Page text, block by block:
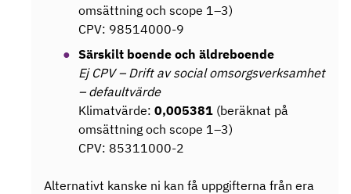
omsättning och scope 1–3)
CPV: 98514000-9
Särskilt boende och äldreboende
Ej CPV – Drift av social omsorgsverksamhet
– defaultvärde
Klimatvärde: 0,005381 (beräknat på
omsättning och scope 1–3)
CPV: 85311000-2
Alternativt kanske ni kan få uppgifterna från era